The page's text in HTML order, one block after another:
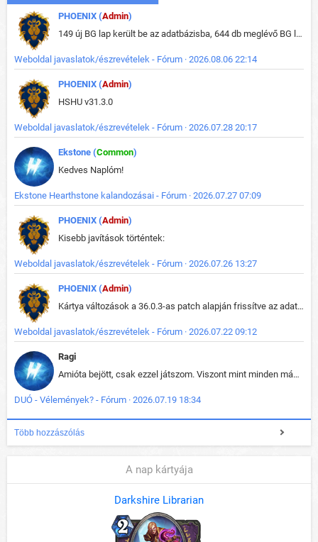
PHOENIX (Admin)
149 új BG lap került be az adatbázisba, 644 db meglévő BG lap módosult, bekerültek az új képek a megváltozott lapokhoz is.
Weboldal javaslatok/észrevételek - Fórum · 2026.08.06 22:14
PHOENIX (Admin)
HSHU v31.3.0
Weboldal javaslatok/észrevételek - Fórum · 2026.07.28 20:17
Ekstone (Common)
Kedves Naplóm!
Ekstone Hearthstone kalandozásai - Fórum · 2026.07.27 07:09
PHOENIX (Admin)
Kisebb javítások történtek:
Weboldal javaslatok/észrevételek - Fórum · 2026.07.26 13:27
PHOENIX (Admin)
Kártya változások a 36.0.3-as patch alapján frissítve az adatbázisban (képek is cserélve).
Weboldal javaslatok/észrevételek - Fórum · 2026.07.22 09:12
Ragi
Amióta bejött, csak ezzel játszom. Viszont mint minden más - akár az alapjáték is, ez is baromira összetett lett. Néha már pár kör után is esélytelen az egész. Vagy irreállisan túltápol valaki, vagy lelép a partner, vagy csak hülye mint a segg. És amikor eljönne az én időm, na akkor jön el mindenki másé is. Engem jobban érdekelne, hogy ki milyen ratingen szokott játszani. Na ez lenne egy érdekes adat.
DUÓ - Vélemények? - Fórum · 2026.07.19 18:34
Több hozzászólás
A nap kártyája
Darkshire Librarian